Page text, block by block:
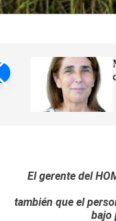
El gerente del
también que el
bajo